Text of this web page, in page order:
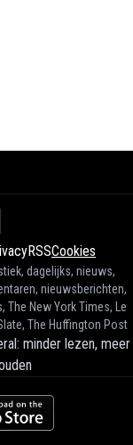
RSSCookies
dagelijks, nieuws,
nieuwsberichten,
New York Times, Le
The Huffington Post
minder lezen, meer